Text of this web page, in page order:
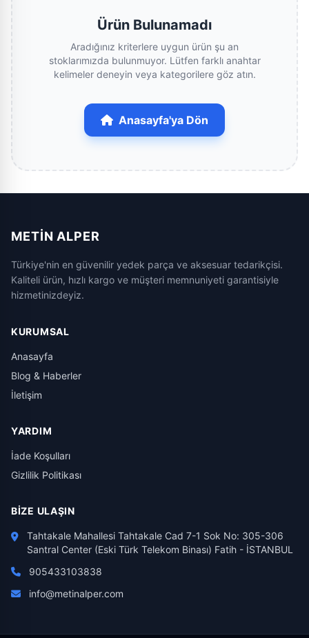
Ürün Bulunamadı
Aradığınız kriterlere uygun ürün şu an
stoklarımızda bulunmuyor. Lütfen farklı anahtar
kelimeler deneyin veya kategorilere göz atın.
Anasayfa'ya Dön
METIN ALPER
Türkiye'nin en güvenilir yedek parça ve aksesuar tedarikçisi.
Kaliteli ürün, hızlı kargo ve müşteri memnuniyeti garantisiyle
hizmetinizdeyiz.
KURUMSAL
Anasayfa
Blog & Haberler
İletişim
YARDIM
İade Koşulları
Gizlilik Politikası
BIZE ULAŞIN
Tahtakale Mahallesi Tahtakale Cad 7-1 Sok No: 305-306
Santral Center (Eski Türk Telekom Binası) Fatih - İSTANBUL
905433103838
info@metinalper.com